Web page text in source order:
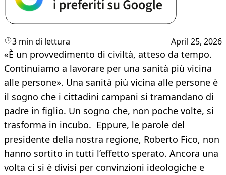
3 min di lettura April 25, 2026
«È un provvedimento di civiltà, atteso da tempo.
Continuiamo a lavorare per una sanità più vicina
alle persone». Una sanità più vicina alle persone è
il sogno che i cittadini campani si tramandano di
padre in figlio. Un sogno che, non poche volte, si
trasforma in incubo. Eppure, le parole del
presidente della nostra regione, Roberto Fico, non
hanno sortito in tutti l’effetto sperato. Ancora una
volta ci si è divisi per convinzioni ideologiche e